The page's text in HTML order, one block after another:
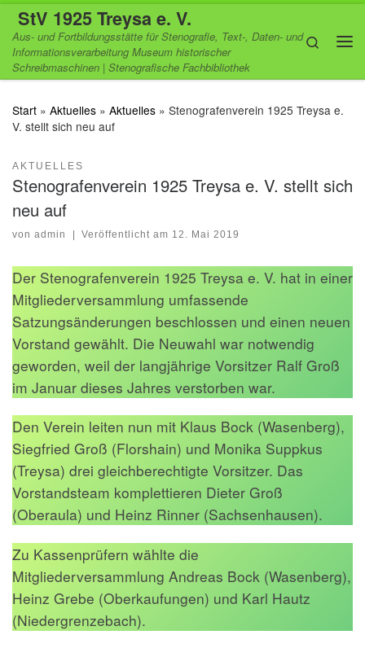
Zum Inhalt springen
StV 1925 Treysa e. V.
Aus- und Fortbildungsstätte für Stenografie, Text-, Daten- und
Informationsverarbeitung Museum historischer
Schreibmaschinen | Stenografische Fachbibliothek
Search
Start » Aktuelles » Aktuelles » Stenografenverein 1925 Treysa e.
V. stellt sich neu auf
AKTUELLES
Stenografenverein 1925 Treysa e. V. stellt sich
neu auf
von admin Veröffentlicht am 12. Mai 2019
Der Stenografenverein 1925 Treysa e. V. hat in einer
Mitgliederversammlung umfassende
Satzungsänderungen beschlossen und einen neuen
Vorstand gewählt. Die Neuwahl war notwendig
geworden, weil der langjährige Vorsitzer Ralf Groß
im Januar dieses Jahres verstorben war.
Den Verein leiten nun mit Klaus Bock (Wasenberg),
Siegfried Groß (Florshain) und Monika Suppkus
(Treysa) drei gleichberechtigte Vorsitzer. Das
Vorstandsteam komplettieren Dieter Groß
(Oberaula) und Heinz Rinner (Sachsenhausen).
Zu Kassenprüfern wählte die
Mitgliederversammlung Andreas Bock (Wasenberg),
Heinz Grebe (Oberkaufungen) und Karl Hautz
(Niedergrenzebach).